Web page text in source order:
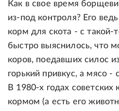
Как в свое время
из-под контроля? Его
корм для скота - с такой-
быстро выяснилось, что
коров, поедавших силос
горький привкус, а мясо -
В 1980-х годах советских
кормом (а есть его